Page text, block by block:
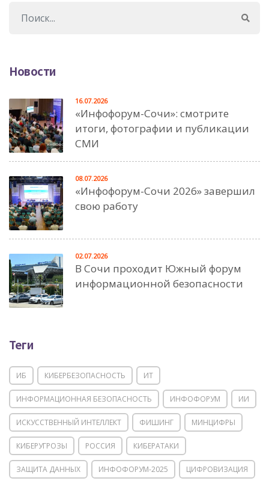
Новости
«Инфофорум-Сочи»: смотрите
итоги, фотографии и публикации
СМИ
16.07.2026
«Инфофорум-Сочи 2026» завершил
свою работу
08.07.2026
В Сочи проходит Южный форум
информационной безопасности
02.07.2026
Теги
ИБ КИБЕРБЕЗОПАСНОСТЬ ИТ
ИНФОРМАЦИОННАЯ БЕЗОПАСНОСТЬ ИНФОФОРУМ ИИ
ИСКУССТВЕННЫЙ ИНТЕЛЛЕКТ ФИШИНГ МИНЦИФРЫ
КИБЕРУГРОЗЫ РОССИЯ КИБЕРАТАКИ
ЗАЩИТА ДАННЫХ ИНФОФОРУМ-2025 ЦИФРОВИЗАЦИЯ